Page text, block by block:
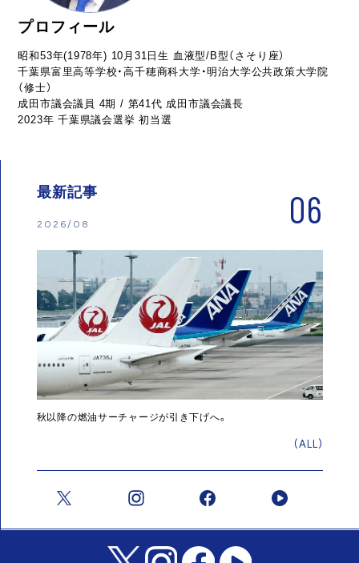
プロフィール
昭和53年(1978年) 10月31日生 血液型/B型（さそり座）
千葉県富里高等学校・高千穂商科大学・明治大学公共政策大学院
（修士）
成田市議会議員 4期 / 第41代 成田市議会議長
2023年 千葉県議会選挙 初当選
最新記事
2026/08 06
秋以降の燃油サーチャージが引き下げへ。
(ALL)